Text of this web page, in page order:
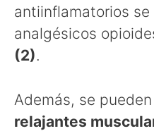
antiinflamatorios
analgésicos
(2).
Además, se
relajantes